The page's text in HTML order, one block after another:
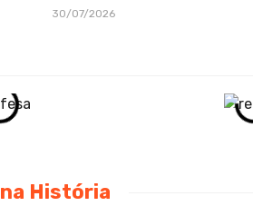
30/07/2026
História